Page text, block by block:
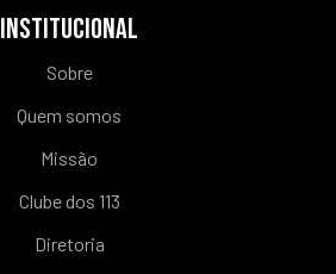
INSTITUCIONAL
Sobre
Quem somos
Missão
Clube dos 113
Diretoria